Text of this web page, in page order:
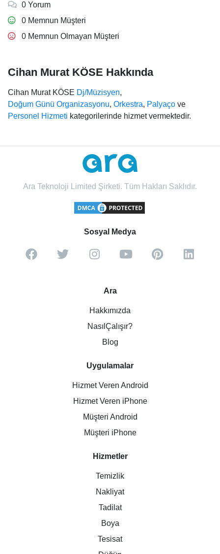
0 Yorum
0 Memnun Müşteri
0 Memnun Olmayan Müşteri
Cihan Murat KÖSE Hakkında
Cihan Murat KÖSE Dj/Müzisyen,
Doğum Günü Organizasyonu, Orkestra, Palyaço ve
Personel Hizmeti kategorilerinde hizmet vermektedir.
Ara Teknoloji Limited Şirketi. Tüm Hakları Saklıdır.
Sosyal Medya
Ara
Hakkımızda
NasılÇalışır?
Blog
Uygulamalar
Hizmet Veren Android
Hizmet Veren iPhone
Müşteri Android
Müşteri iPhone
Hizmetler
Temizlik
Nakliyat
Tadilat
Boya
Tesisat